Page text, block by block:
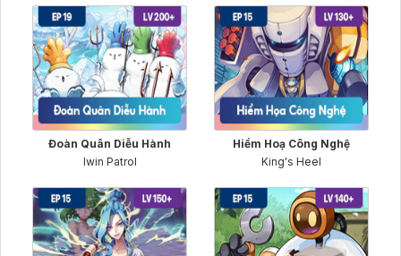
Đoàn Quân Diễu Hành
Iwin Patrol
Hiểm Hoạ Công Nghệ
King's Heel